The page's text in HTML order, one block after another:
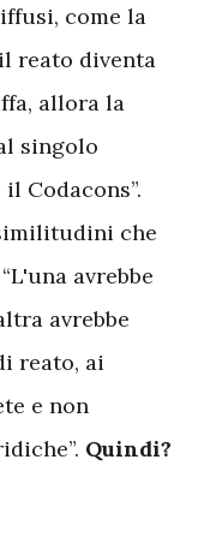
come la
reato diventa
allora la
singolo
Codacons”.
che
avrebbe
avrebbe
reato, ai
e non
Quindi?